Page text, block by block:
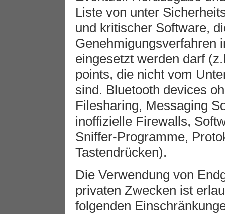
Liste von unter
und kritischer Software,
Genehmigungsverfahren
eingesetzt werden darf
points, die nicht vom
sind. Bluetooth devices
Filesharing, Messaging
inoffizielle Firewalls,
Sniffer-Programme,
Tastendrücken).
Die Verwendung von
privaten Zwecken ist
folgenden